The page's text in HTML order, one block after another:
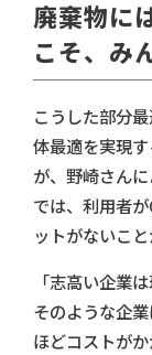
廃棄物に
こそ、み
こうした部分
体最適を実現
が、野崎さん
では、利用者
ットがないこと
「志高い企業
そのような企
ほどコストが